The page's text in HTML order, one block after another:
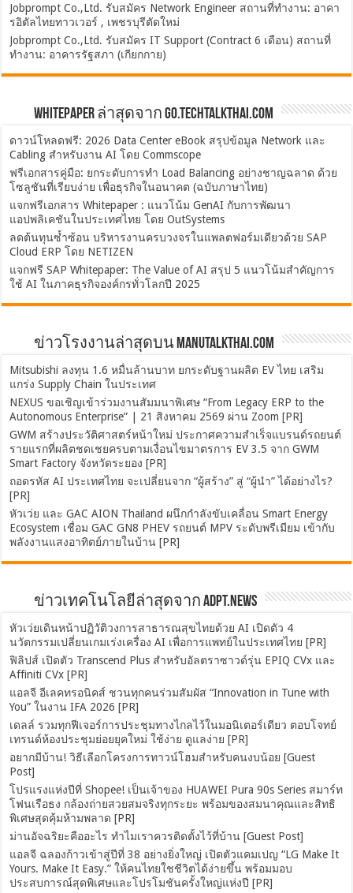
Jobprompt Co.,Ltd. รับสมัคร Network Engineer สถานที่ทำงาน: อาคา
รอิตัลไทยทาวเวอร์ , เพชรบุรีตัดใหม่
Jobprompt Co.,Ltd. รับสมัคร IT Support (Contract 6 เดือน) สถานที่
ทำงาน: อาคารรัฐสภา (เกียกกาย)
Whitepaper ล่าสุดจาก Go.TechTalkThai.com
ดาวน์โหลดฟรี: 2026 Data Center eBook สรุปข้อมูล Network และ
Cabling สำหรับงาน AI โดย Commscope
ฟรีเอกสารคู่มือ: ยกระดับการทำ Load Balancing อย่างชาญฉลาด ด้วย
โซลูชันที่เรียบง่าย เพื่อธุรกิจในอนาคต (ฉบับภาษาไทย)
แจกฟรีเอกสาร Whitepaper : แนวโน้ม GenAI กับการพัฒนา
แอปพลิเคชันในประเทศไทย โดย OutSystems
ลดต้นทุนซ้ำซ้อน บริหารงานครบวงจรในแพลตฟอร์มเดียวด้วย SAP
Cloud ERP โดย NETIZEN
แจกฟรี SAP Whitepaper: The Value of AI สรุป 5 แนวโน้มสำคัญการ
ใช้ AI ในภาคธุรกิจองค์กรทั่วโลกปี 2025
ข่าวโรงงานล่าสุดบน ManuTalkThai.com
Mitsubishi ลงทุน 1.6 หมื่นล้านบาท ยกระดับฐานผลิต EV ไทย เสริม
แกร่ง Supply Chain ในประเทศ
NEXUS ขอเชิญเข้าร่วมงานสัมมนาพิเศษ “From Legacy ERP to the
Autonomous Enterprise” | 21 สิงหาคม 2569 ผ่าน Zoom [PR]
GWM สร้างประวัติศาสตร์หน้าใหม่ ประกาศความสำเร็จแบรนด์รถยนต์
รายแรกที่ผลิตชดเชยครบตามเงื่อนไขมาตรการ EV 3.5 จาก GWM
Smart Factory จังหวัดระยอง [PR]
ถอดรหัส AI ประเทศไทย จะเปลี่ยนจาก “ผู้สร้าง” สู่ “ผู้นำ” ได้อย่างไร?
[PR]
หัวเว่ย และ GAC AION Thailand ผนึกกำลังขับเคลื่อน Smart Energy
Ecosystem เชื่อม GAC GN8 PHEV รถยนต์ MPV ระดับพรีเมียม เข้ากับ
พลังงานแสงอาทิตย์ภายในบ้าน [PR]
ข่าวเทคโนโลยีล่าสุดจาก ADPT.news
หัวเว่ยเดินหน้าปฏิวัติวงการสาธารณสุขไทยด้วย AI เปิดตัว 4
นวัตกรรมเปลี่ยนเกมเร่งเครื่อง AI เพื่อการแพทย์ในประเทศไทย [PR]
ฟิลิปส์ เปิดตัว Transcend Plus สำหรับอัลตราซาวด์รุ่น EPIQ CVx และ
Affiniti CVx [PR]
แอลจี อีเลคทรอนิคส์ ชวนทุกคนร่วมสัมผัส “Innovation in Tune with
You” ในงาน IFA 2026 [PR]
เดลล์ รวมทุกฟีเจอร์การประชุมทางไกลไว้ในมอนิเตอร์เดียว ตอบโจทย์
เทรนด์ห้องประชุมย่อยยุคใหม่ ใช้ง่าย ดูแลง่าย [PR]
อยากมีบ้าน! วิธีเลือกโครงการทาวน์โฮมสำหรับคนงบน้อย [Guest
Post]
โปรแรงแห่งปีที่ Shopee! เป็นเจ้าของ HUAWEI Pura 90s Series สมาร์ท
โฟนเรือธง กล้องถ่ายสวยสมจริงทุกระยะ พร้อมของสมนาคุณและสิทธิ
พิเศษสุดคุ้มห้ามพลาด [PR]
ม่านอัจฉริยะคืออะไร ทำไมเราควรติดตั้งไว้ที่บ้าน [Guest Post]
แอลจี ฉลองก้าวเข้าสู่ปีที่ 38 อย่างยิ่งใหญ่ เปิดตัวแคมเปญ “LG Make It
Yours. Make It Easy.” ให้คนไทยใชชีวิตได้ง่ายขึ้น พร้อมมอบ
ประสบการณ์สุดพิเศษและโปรโมชันครั้งใหญ่แห่งปี [PR]